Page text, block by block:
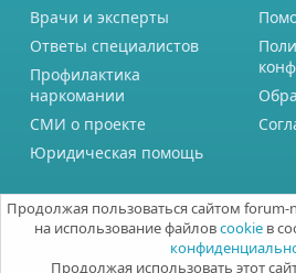
Врачи и эксперты
Ответы специалистов
Профилактика
наркомании
СМИ о проекте
Юридическая помощь
Продолжая пользоваться сайтом forum-
на использование файловcookie в
Продолжая использовать этот